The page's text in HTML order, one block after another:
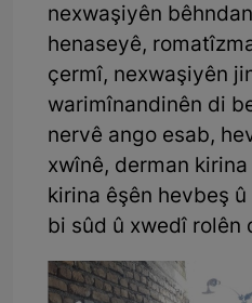
nexwaşiyên
henaseyê,
çermî, nexwaşiyên
warimînandinên di
nervê ango esab,
xwînê, derman
kirina êşên hevbeş
bi sûd û xwedî rolên